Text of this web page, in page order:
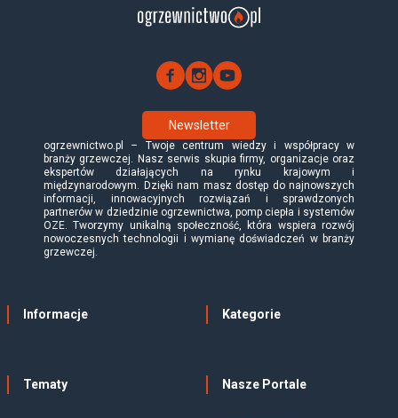
Newsletter
ogrzewnictwo.pl – Twoje centrum wiedzy i współpracy w
branży grzewczej. Nasz serwis skupia firmy, organizacje oraz
ekspertów działających na rynku krajowym i
międzynarodowym. Dzięki nam masz dostęp do najnowszych
informacji, innowacyjnych rozwiązań i sprawdzonych
partnerów w dziedzinie ogrzewnictwa, pomp ciepła i systemów
OZE. Tworzymy unikalną społeczność, która wspiera rozwój
nowoczesnych technologii i wymianę doświadczeń w branży
grzewczej.
Informacje Kategorie
Tematy Nasze Portale